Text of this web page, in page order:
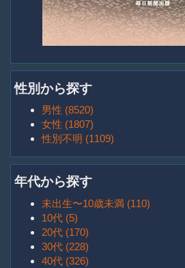
性別から探す
男性 (8520)
女性 (1807)
性別不明 (1109)
年代から探す
未出生〜10歳未満 (110)
10代 (5)
20代 (170)
30代 (228)
40代 (326)